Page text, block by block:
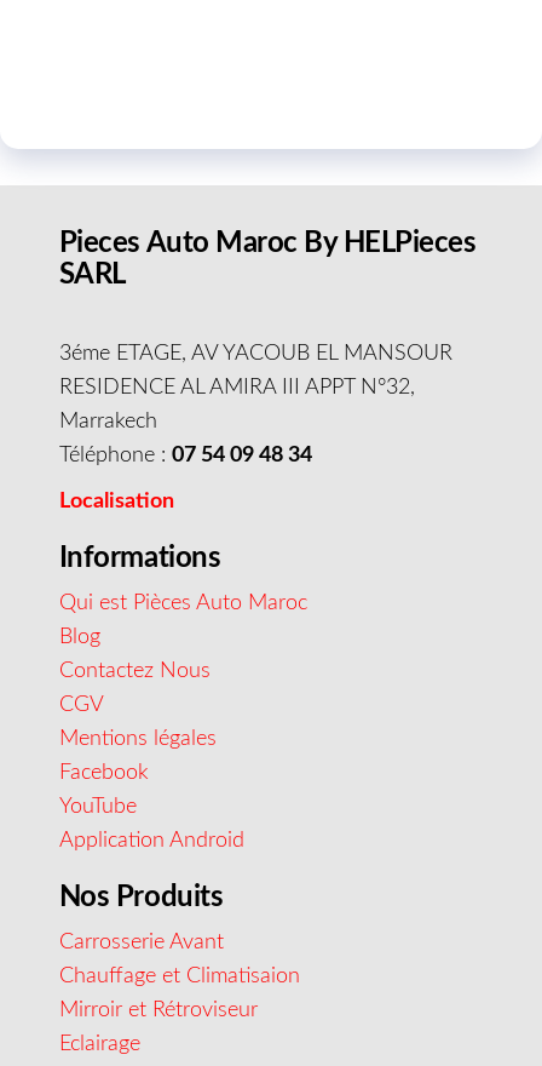
Pieces Auto Maroc By HELPieces
SARL
3éme ETAGE, AV YACOUB EL MANSOUR
RESIDENCE AL AMIRA III APPT N°32,
Marrakech
Téléphone : 07 54 09 48 34
Localisation
Informations
Qui est Pièces Auto Maroc
Blog
Contactez Nous
CGV
Mentions légales
Facebook
YouTube
Application Android
Nos Produits
Carrosserie Avant
Chauffage et Climatisaion
Mirroir et Rétroviseur
Eclairage